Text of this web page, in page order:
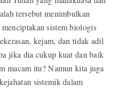
tersebut menimbulkan
sistem biologis
kejam, dan tidak adil
jika dia cukup kuat dan baik
macam itu? Namun kita juga
sistemik dalam